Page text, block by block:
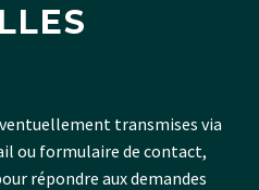
transmises via
ou formulaire de contact,
répondre aux demandes